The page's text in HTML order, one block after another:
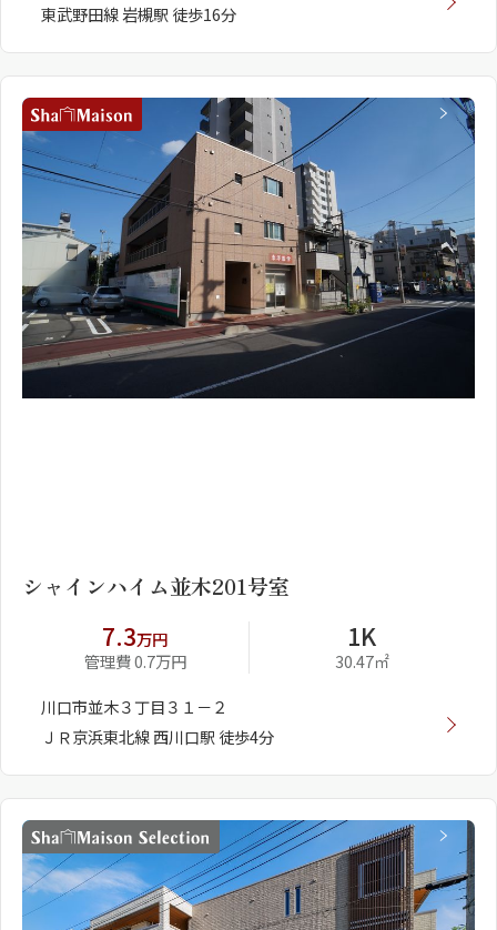
東武野田線 岩槻駅 徒歩16分
シャインハイム並木201号室
7.3万円
管理費 0.7万円
1K
30.47㎡
川口市並木３丁目３１－２
ＪＲ京浜東北線 西川口駅 徒歩4分